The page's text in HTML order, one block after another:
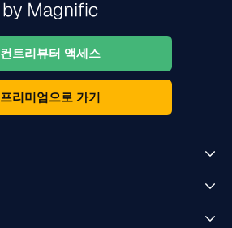
컨트리뷰터 액세스
프리미엄으로 가기